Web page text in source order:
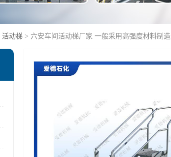
活动梯 > 六安车间活动梯厂家 一般采用高强度材料制造